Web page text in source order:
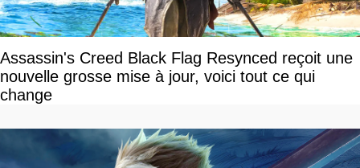
Assassin's Creed Black Flag Resynced reçoit une
nouvelle grosse mise à jour, voici tout ce qui
change